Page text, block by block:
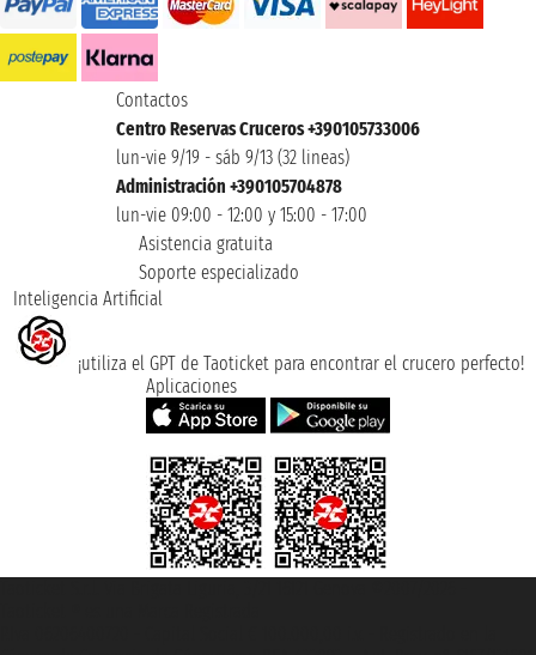
Contactos
Centro Reservas Cruceros +390105733006
lun-vie 9/19 - sáb 9/13 (32 lineas)
Administración +390105704878
lun-vie 09:00 - 12:00 y 15:00 - 17:00
Asistencia gratuita
Soporte especializado
Inteligencia Artificial
¡utiliza el GPT de Taoticket para encontrar el crucero perfecto!
Aplicaciones